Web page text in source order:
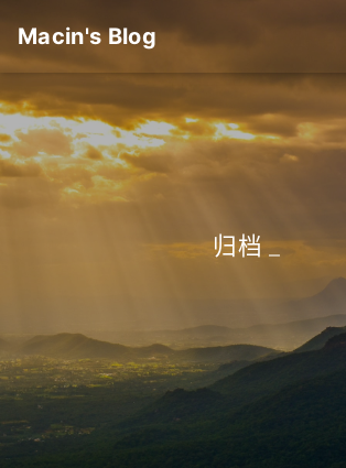
Macin's Blog
归档_